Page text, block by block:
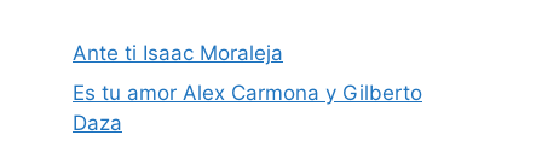
Ante ti Isaac Moraleja
Es tu amor Alex Carmona y Gilberto
Daza